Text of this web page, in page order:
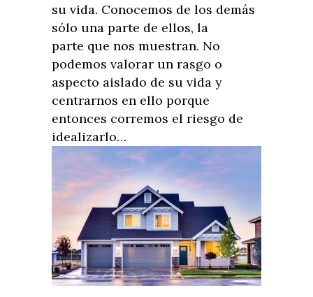
su vida. Conocemos de los demás
sólo una parte de ellos, la
parte que nos muestran. No
podemos valorar un rasgo o
aspecto aislado de su vida y
centrarnos en ello porque
entonces corremos el riesgo de
idealizarlo…